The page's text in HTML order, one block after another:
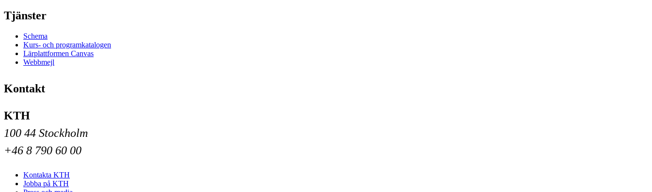
Tjänster
Schema
Kurs- och programkatalogen
Lärplattformen Canvas
Webbmejl
Kontakt
KTH
100 44 Stockholm
+46 8 790 60 00
Kontakta KTH
Jobba på KTH